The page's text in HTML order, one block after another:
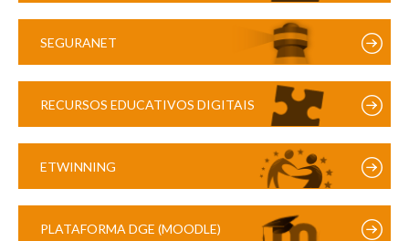
SEGURANET
RECURSOS EDUCATIVOS DIGITAIS
ETWINNING
PLATAFORMA DGE (MOODLE)